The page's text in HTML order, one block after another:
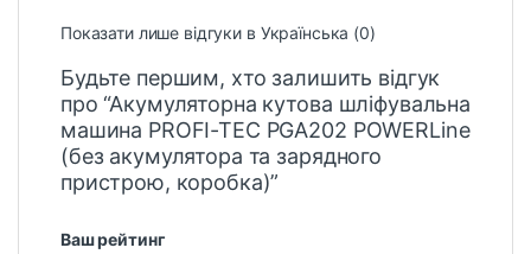
Показати лише відгуки в Українська (0)
Будьте першим, хто залишить відгук
про “Акумуляторна кутова шліфувальна
машина PROFI-TEC PGA202 POWERLine
(без акумулятора та зарядного
пристрою, коробка)”
Ваш рейтинг